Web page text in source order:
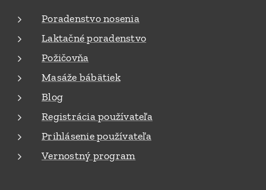
Poradenstvo nosenia
Laktačné poradenstvo
Požičovňa
Masáže bábätiek
Blog
Registrácia používateľa
Prihlásenie používateľa
Vernostný program